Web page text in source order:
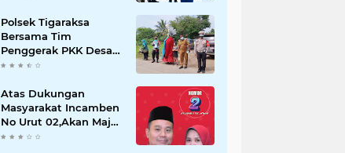
Polsek Tigaraksa
Bersama Tim
Penggerak PKK Desa
Jambe Bagikan
Pengguna Jalan
Atas Dukungan
Masyarakat Incamben
No Urut 02,Akan Maju
Untuk Memajukan